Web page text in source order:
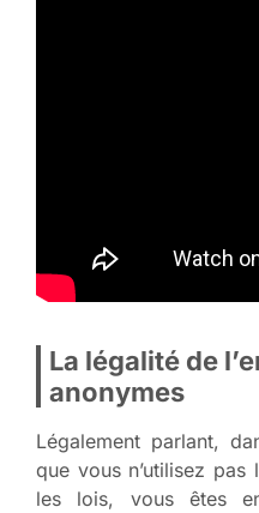
La légalité de
anonymes
Légalement parlant,
que vous n’utilisez pas
les lois, vous êtes